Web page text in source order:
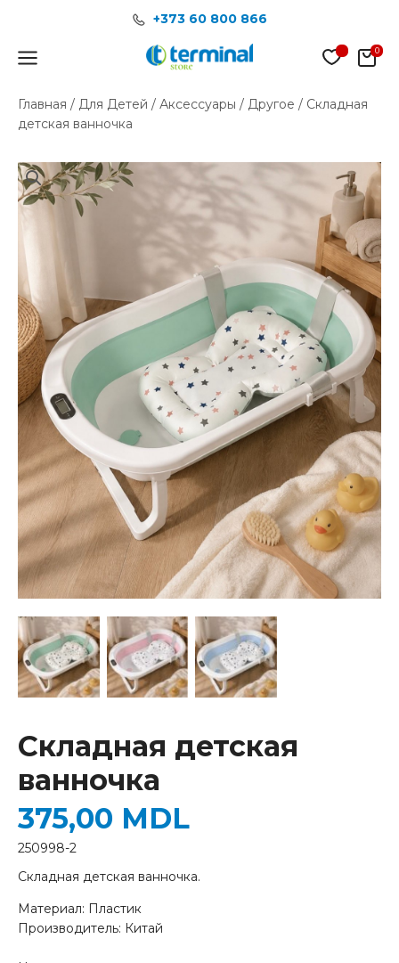
содержимому
+373 60 800 866
Main
Главная / Для Детей / Аксессуары / Другое / Складная
детская ванночка
Складная детская
ванночка
Складная детская ванночка.
Материал: Пластик
Производитель: Китай
375,00 MDL
товара
Складная
детская
250998-2